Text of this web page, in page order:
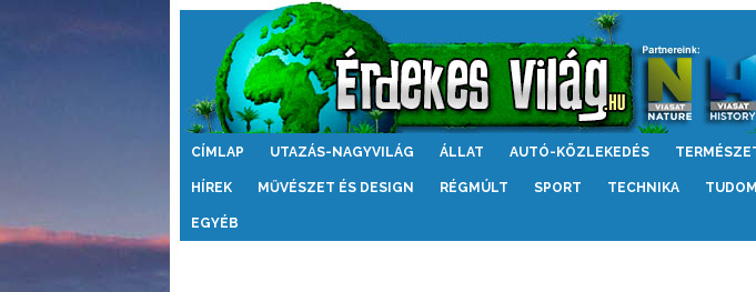
Érdekes
CÍMLAP UTAZÁS-NAGYVILÁG ÁLLAT AUTÓ-KÖZLEKEDÉS
HÍREK MŰVÉSZET ÉS DESIGN RÉGMÚLT SPORT TECHNIKA
EGYÉB